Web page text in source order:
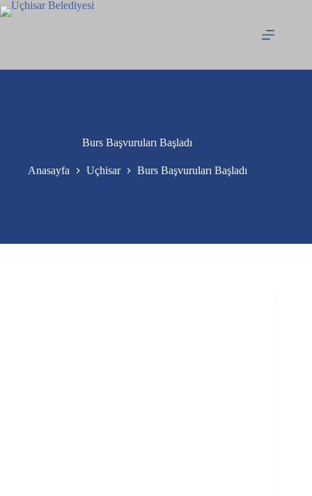
Burs Başvuruları Başladı
Anasayfa Uçhisar Burs Başvuruları Başladı